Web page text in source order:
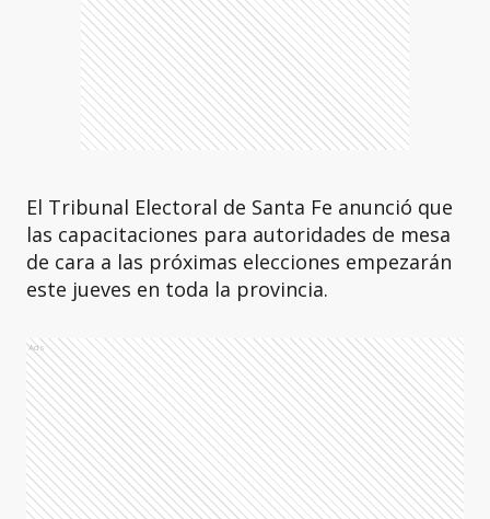
El Tribunal Electoral de Santa Fe anunció que
las capacitaciones para autoridades de mesa
de cara a las próximas elecciones empezarán
este jueves en toda la provincia.
Ads